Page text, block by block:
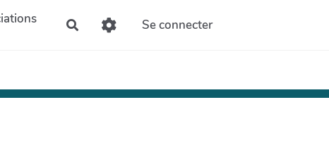
Rechercher Se connecter